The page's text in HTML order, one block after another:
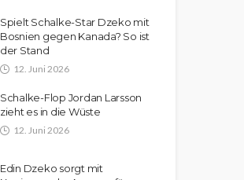
Spielt Schalke-Star Dzeko mit
Bosnien gegen Kanada? So ist
der Stand
12. Juni 2026
Schalke-Flop Jordan Larsson
zieht es in die Wüste
12. Juni 2026
Edin Dzeko sorgt mit